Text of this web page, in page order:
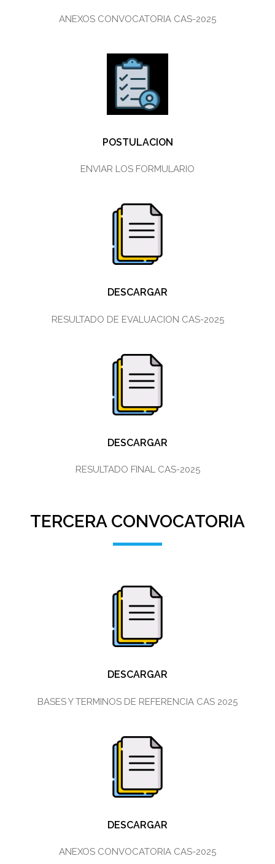
ANEXOS CONVOCATORIA CAS-2025
POSTULACION
ENVIAR LOS FORMULARIO
DESCARGAR
RESULTADO DE EVALUACION CAS-2025
DESCARGAR
RESULTADO FINAL CAS-2025
TERCERA CONVOCATORIA
DESCARGAR
BASES Y TERMINOS DE REFERENCIA CAS 2025
DESCARGAR
ANEXOS CONVOCATORIA CAS-2025